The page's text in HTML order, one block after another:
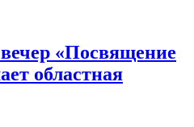
«Посвящение
областная